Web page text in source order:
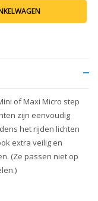
of Maxi Micro step
zijn eenvoudig
het rijden lichten
extra veilig en
(Ze passen niet op